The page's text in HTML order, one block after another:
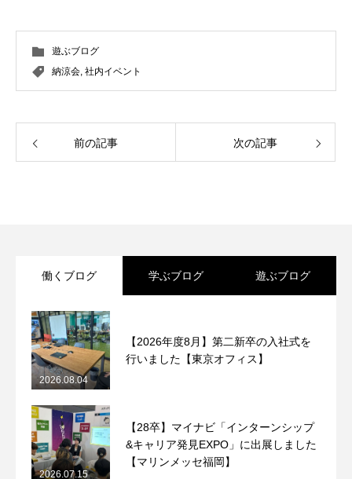
遊ぶブログ
納涼会, 社内イベント
前の記事 次の記事
働くブログ 学ぶブログ 遊ぶブログ
【2026年度8月】第二新卒の入社式を
行いました【東京オフィス】
2026.08.04
【28卒】マイナビ「インターンシップ
&キャリア発見EXPO」に出展しました
【マリンメッセ福岡】
2026.07.15